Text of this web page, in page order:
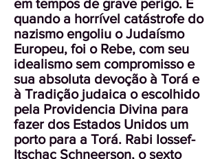
em tempos de grave perigo. E
quando a horrível catástrofe do
nazismo engoliu o Judaísmo
Europeu, foi o Rebe, com seu
idealismo sem compromisso e
sua absoluta devoção à Torá e
à Tradição judaica o escolhido
pela Providencia Divina para
fazer dos Estados Unidos um
porto para a Torá. Rabi Iossef-
Itschac Schneerson, o sexto